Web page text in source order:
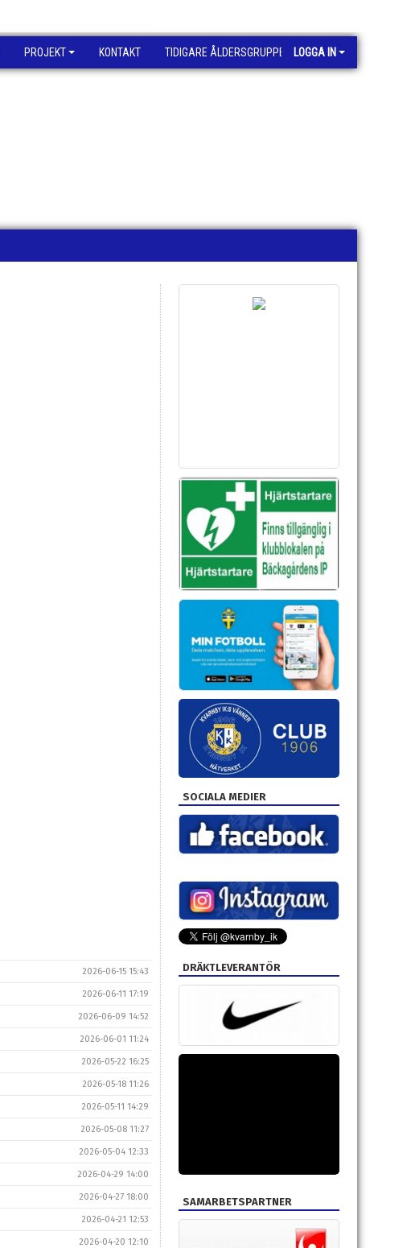
PROJEKT KONTAKT TIDIGARE ÅLDERSGRUPPER LOGGA IN
2026-06-15 15:43
2026-06-11 17:19
2026-06-09 14:52
2026-06-01 11:24
2026-05-22 16:25
2026-05-18 11:26
2026-05-11 14:29
2026-05-08 11:27
2026-05-04 12:33
2026-04-29 14:00
2026-04-27 18:00
2026-04-21 12:53
2026-04-20 12:10
SOCIALA MEDIER
DRÄKTLEVERANTÖR
SAMARBETSPARTNER